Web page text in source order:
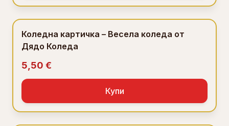
Коледна картичка – Весела коледа от
Дядо Коледа
5,50 €
Купи